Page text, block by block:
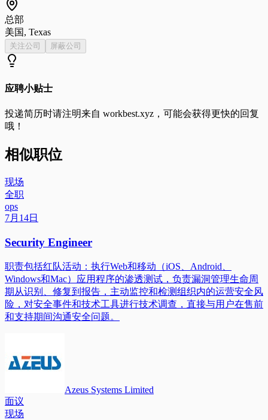
总部
美国, Texas
关注公司 屏蔽公司
应聘小贴士
投递简历时请注明来自 workbest.xyz ，可能会获得更快的回复
哦！
相似职位
现场
全职
ops
7月14日
Security Engineer
职责包括红队活动：执行Web和移动（iOS、Android、
Windows和Mac）应用程序的渗透测试，负责漏洞管理生命周
期从识别、修复到报告，主动监控和检测组织内的运营安全风
险，对安全事件和技术工具进行技术调查，直接与用户在售前
和支持期间沟通安全问题。
Azeus Systems Limited
面议
现场